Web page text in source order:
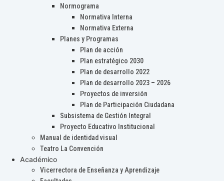
Normograma
Normativa Interna
Normativa Externa
Planes y Programas
Plan de acción
Plan estratégico 2030
Plan de desarrollo 2022
Plan de desarrollo 2023 – 2026
Proyectos de inversión
Plan de Participación Ciudadana
Subsistema de Gestión Integral
Proyecto Educativo Institucional
Manual de identidad visual
Teatro La Convención
Académico
Vicerrectora de Enseñanza y Aprendizaje